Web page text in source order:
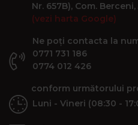
Nr. 657B), Com.
(vezi harta Google)
Ne poți contacta la
0771 731 186
0774 012 426
conform următorului
Luni - Vineri (08:30 -